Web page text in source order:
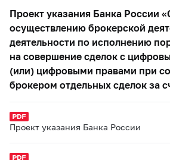
Проект указания Банка России
осуществлению брокерской
деятельности по исполнению
на совершение сделок с
(или) цифровыми правами при
брокером отдельных сделок за
Проект указания Банка России